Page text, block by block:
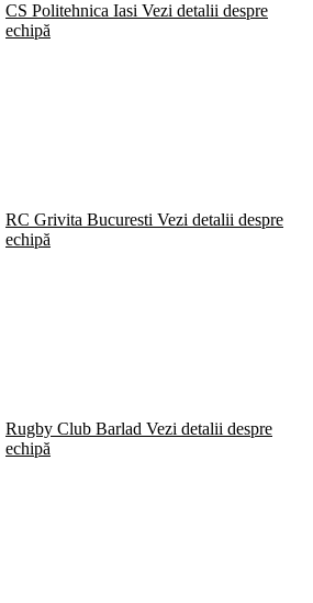
CS Politehnica Iasi Vezi detalii despre
echipă
RC Grivita Bucuresti Vezi detalii despre
echipă
Rugby Club Barlad Vezi detalii despre
echipă